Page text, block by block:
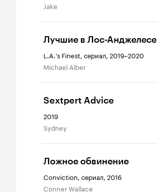
Jake
Лучшие в Лос-Анджелесе
L.A.'s Finest, сериал, 2019–2020
Michael Alber
Sextpert Advice
2019
Sydney
Ложное обвинение
Conviction, сериал, 2016
Conner Wallace